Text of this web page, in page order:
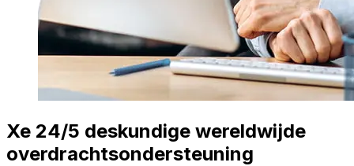
Xe 24/5 deskundige wereldwijde
overdrachtsondersteuning